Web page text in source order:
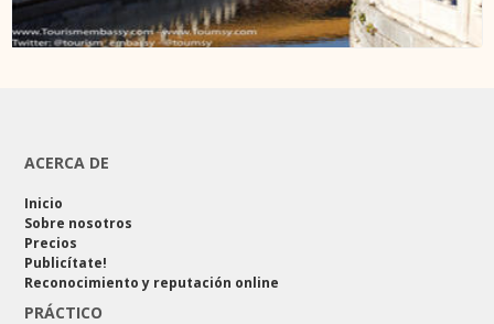
ACERCA DE
Inicio
Sobre nosotros
Precios
Publicítate!
Reconocimiento y reputación online
PRÁCTICO